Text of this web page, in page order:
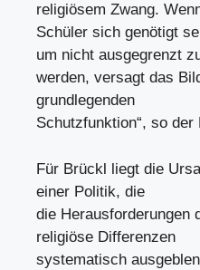
religiösem Zwang.
Schüler sich genötigt
um nicht ausgegrenzt
werden, versagt das
grundlegenden
Schutzfunktion“, so der
Für Brückl liegt die
einer Politik, die
die Herausforderungen
religiöse Differenzen
systematisch